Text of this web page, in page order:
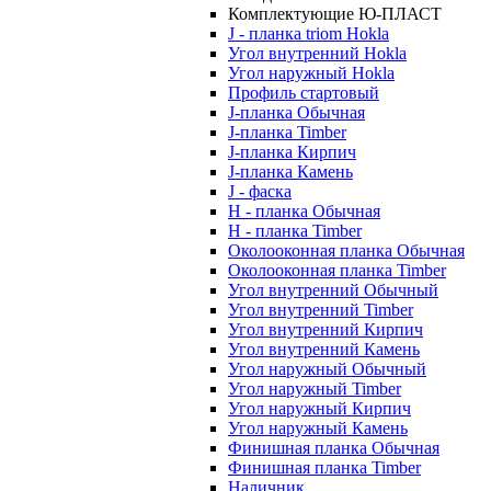
Комплектующие Ю-ПЛАСТ
J - планка triom Hokla
Угол внутренний Hokla
Угол наружный Hokla
Профиль стартовый
J-планка Обычная
J-планка Timber
J-планка Кирпич
J-планка Камень
J - фаска
Н - планка Обычная
Н - планка Timber
Околооконная планка Обычная
Околооконная планка Timber
Угол внутренний Обычный
Угол внутренний Timber
Угол внутренний Кирпич
Угол внутренний Камень
Угол наружный Обычный
Угол наружный Timber
Угол наружный Кирпич
Угол наружный Камень
Финишная планка Обычная
Финишная планка Timber
Наличник